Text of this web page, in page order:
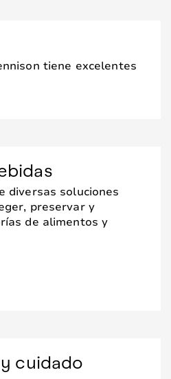
tiene excelentes
diversas soluciones
preservar y
de alimentos y
cuidado